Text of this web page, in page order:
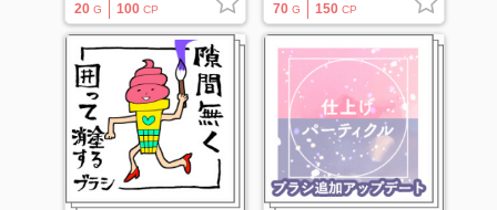
20 G 100 CP 70 G 150 CP